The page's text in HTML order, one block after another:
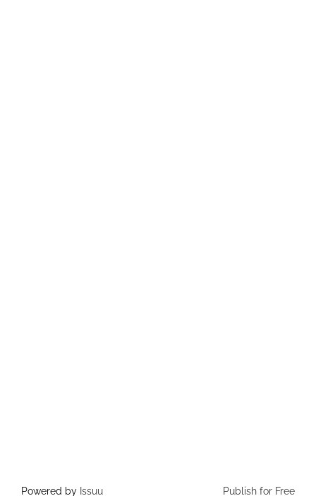
Powered by Issuu Publish for Free